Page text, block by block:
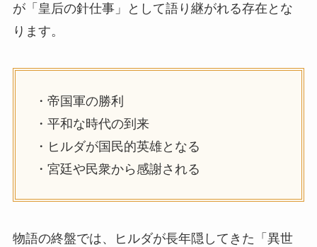
が「皇后の針仕事」として語り継がれる存在とな
ります。
・帝国軍の勝利
・平和な時代の到来
・ヒルダが国民的英雄となる
・宮廷や民衆から感謝される
物語の終盤では、ヒルダが長年隠してきた「異世